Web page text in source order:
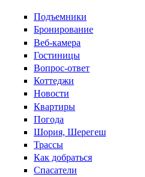
Перейти к основному содержанию
Подъемники
Бронирование
Веб-камера
Гостиницы
Вопрос-ответ
Коттеджи
Новости
Квартиры
Погода
Шория, Шерегеш
Трассы
Как добраться
Спасатели